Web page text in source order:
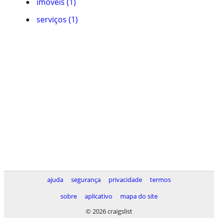
serviços (1)
ajuda segurança privacidade
termos
sobre
aplicativo
mapa do site
© 2026 craigslist